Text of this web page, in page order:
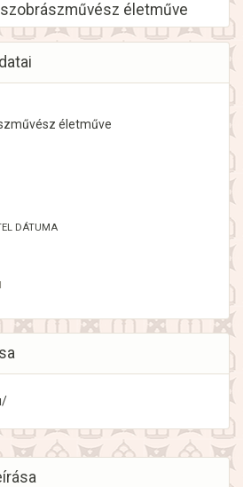
életműve
életműve
DÁTUMA